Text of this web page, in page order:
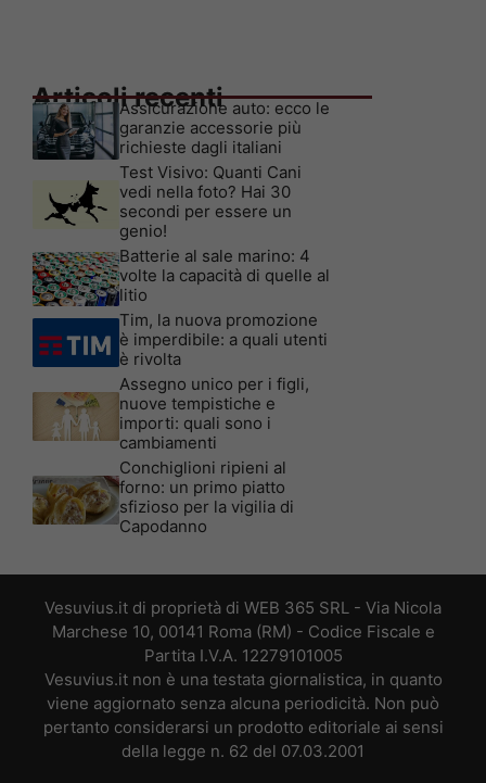
Articoli recenti
Assicurazione auto: ecco le
garanzie accessorie più
richieste dagli italiani
Test Visivo: Quanti Cani
vedi nella foto? Hai 30
secondi per essere un
genio!
Batterie al sale marino: 4
volte la capacità di quelle al
litio
Tim, la nuova promozione
è imperdibile: a quali utenti
è rivolta
Assegno unico per i figli,
nuove tempistiche e
importi: quali sono i
cambiamenti
Conchiglioni ripieni al
forno: un primo piatto
sfizioso per la vigilia di
Capodanno
Vesuvius.it di proprietà di WEB 365 SRL - Via Nicola
Marchese 10, 00141 Roma (RM) - Codice Fiscale e
Partita I.V.A. 12279101005
Vesuvius.it non è una testata giornalistica, in quanto
viene aggiornato senza alcuna periodicità. Non può
pertanto considerarsi un prodotto editoriale ai sensi
della legge n. 62 del 07.03.2001